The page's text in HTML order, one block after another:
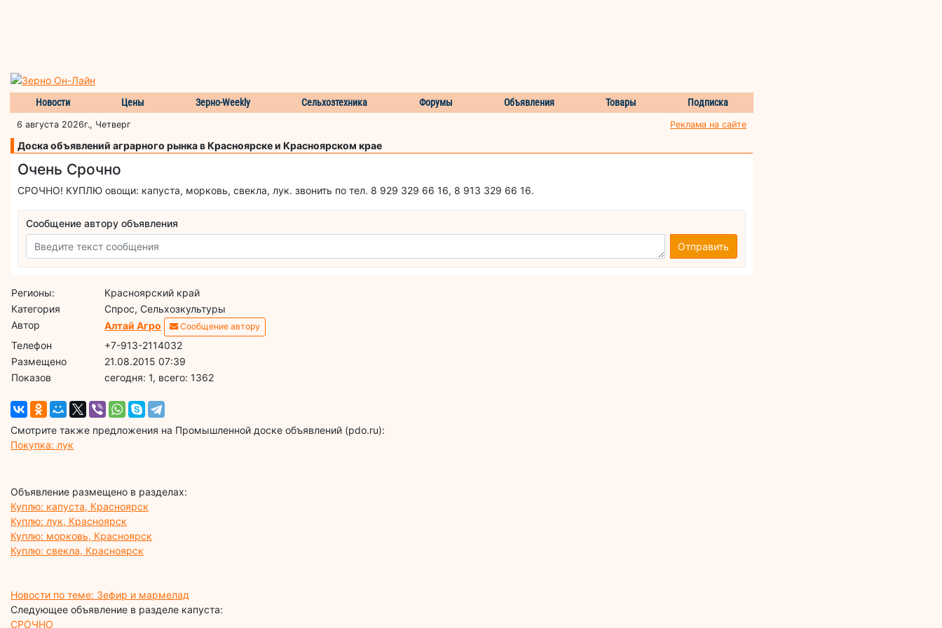
Новости Цены Зерно-Weekly Сельхозтехника Форумы Объявления Товары Подписка
6 августа 2026г., Четверг Реклама на сайте
Доска объявлений аграрного рынка в Красноярске и Красноярском крае
Очень Срочно
СРОЧНО! КУПЛЮ овощи: капуста, морковь, свекла, лук. звонить по тел. 8 929 329 66 16, 8 913 329 66 16.
Сообщение автору объявления
Отправить
Регионы:
Красноярский край
Категория
Спрос, Сельхозкультуры
Автор
Алтай Агро Сообщение автору
Телефон
+7-913-2114032
Размещено
21.08.2015 07:39
Показов
cегодня: 1, всего: 1362
Смотрите также предложения на Промышленной доске объявлений (pdo.ru):
Покупка: лук
Объявление размещено в разделах:
Куплю: капуста, Красноярск
Куплю: лук, Красноярск
Куплю: морковь, Красноярск
Куплю: свекла, Красноярск
Новости по теме: Зефир и мармелад
Следующее объявление в разделе капуста:
СРОЧНО